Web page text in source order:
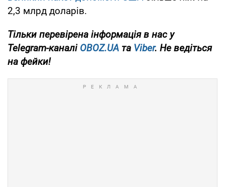
2,3 млрд доларів.
Тільки перевірена інформація в нас у
Telegram-каналі OBOZ.UA та Viber. Не ведіться
на фейки!